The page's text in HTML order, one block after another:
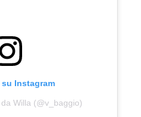
Instagram
Willa (@v_baggio)